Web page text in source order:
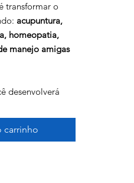
transformar o
acupuntura,
homeopatia,
manejo amigas
desenvolverá
se integram de
para criar
carrinho